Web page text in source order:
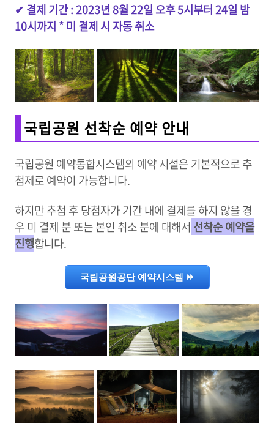
✔ 결제 기간 : 2023년 8월 22일 오후 5시부터 24일 밤
10시까지 * 미 결제 시 자동 취소
국립공원 선착순 예약 안내
국립공원 예약통합시스템의 예약 시설은 기본적으로 추
첨제로 예약이 가능합니다.
하지만 추첨 후 당첨자가 기간 내에 결제를 하지 않을 경
우 미 결제 분 또는 본인 취소 분에 대해서 선착순 예약을
진행합니다.
국립공원공단 예약시스템 ⏩